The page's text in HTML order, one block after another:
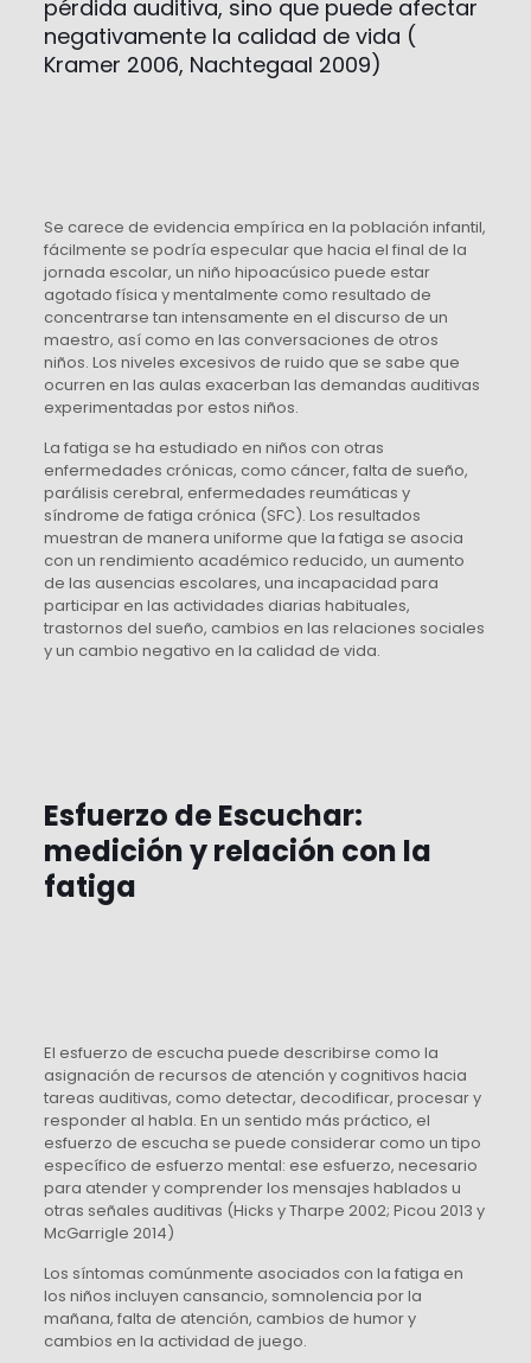
pérdida auditiva, sino que puede afectar
negativamente la calidad de vida (
Kramer 2006, Nachtegaal 2009)
Se carece de evidencia empírica en la población infantil,
fácilmente se podría especular que hacia el final de la
jornada escolar, un niño hipoacúsico puede estar
agotado física y mentalmente como resultado de
concentrarse tan intensamente en el discurso de un
maestro, así como en las conversaciones de otros
niños. Los niveles excesivos de ruido que se sabe que
ocurren en las aulas exacerban las demandas auditivas
experimentadas por estos niños.
La fatiga se ha estudiado en niños con otras
enfermedades crónicas, como cáncer, falta de sueño,
parálisis cerebral, enfermedades reumáticas y
síndrome de fatiga crónica (SFC). Los resultados
muestran de manera uniforme que la fatiga se asocia
con un rendimiento académico reducido, un aumento
de las ausencias escolares, una incapacidad para
participar en las actividades diarias habituales,
trastornos del sueño, cambios en las relaciones sociales
y un cambio negativo en la calidad de vida.
Esfuerzo de Escuchar:
medición y relación con la
fatiga
El esfuerzo de escucha puede describirse como la
asignación de recursos de atención y cognitivos hacia
tareas auditivas, como detectar, decodificar, procesar y
responder al habla. En un sentido más práctico, el
esfuerzo de escucha se puede considerar como un tipo
específico de esfuerzo mental: ese esfuerzo, necesario
para atender y comprender los mensajes hablados u
otras señales auditivas (Hicks y Tharpe 2002; Picou 2013 y
McGarrigle 2014)
Los síntomas comúnmente asociados con la fatiga en
los niños incluyen cansancio, somnolencia por la
mañana, falta de atención, cambios de humor y
cambios en la actividad de juego.